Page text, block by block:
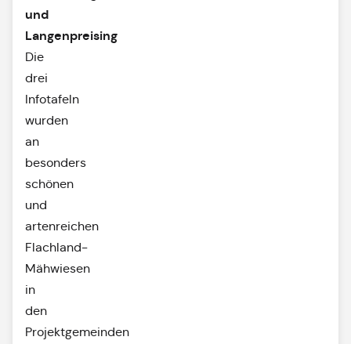
und
Langenpreising
Die
drei
Infotafeln
wurden
an
besonders
schönen
und
artenreichen
Flachland-
Mähwiesen
in
den
Projektgemeinden